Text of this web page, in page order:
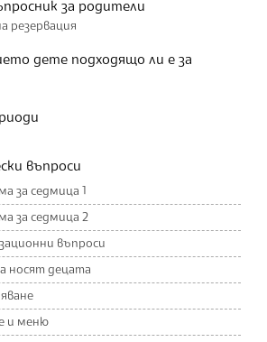
за родители
резервация
дете подходящо ли е за
въпроси
за седмица 1
за седмица 2
въпроси
носят децата
и меню